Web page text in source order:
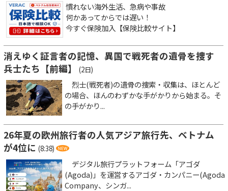
慣れない海外生活、急病や事故
何かあってからでは遅い！
今すぐ保険加入【保険比較サイト】
消えゆく証言者の記憶、異国で戦死者の遺骨を捜す
兵士たち【前編】
(2日)
烈士(戦死者)の遺骨の捜索・収集は、ほとんど
の場合、ほんのわずかな手がかりから始まる。そ
の手がかり...
26年夏の欧州旅行者の人気アジア旅行先、ベトナム
が4位に (8:38)
デジタル旅行プラットフォーム「アゴダ
(Agoda)」を運営するアゴダ・カンパニー(Agoda
Company、シンガ...